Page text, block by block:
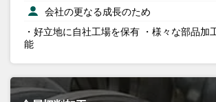
会社の更なる成長のため
・好立地に自社工場を保有 ・様々な部品加
能